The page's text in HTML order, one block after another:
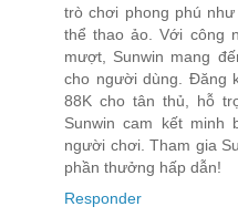
trò chơi phong phú
thể thao ảo. Với công
mượt, Sunwin mang
cho người dùng. Đăng
88K cho tân thủ, hỗ
Sunwin cam kết minh
người chơi. Tham gia
phần thưởng hấp dẫn!
Responder